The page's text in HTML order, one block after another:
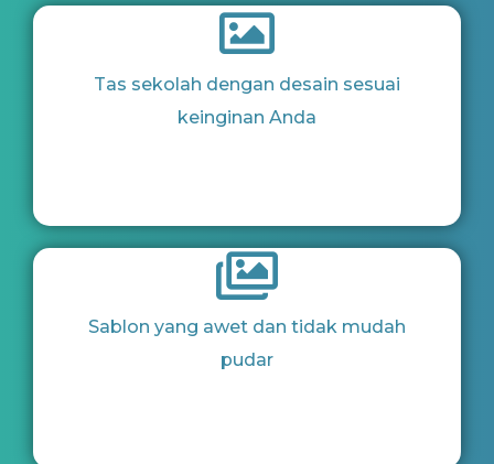
Tas sekolah dengan desain sesuai
keinginan Anda
Sablon yang awet dan tidak mudah
pudar